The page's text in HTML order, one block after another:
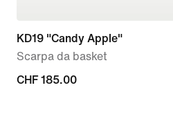
KD19 "Candy Apple"
Scarpa da basket
CHF
CHF 185.00